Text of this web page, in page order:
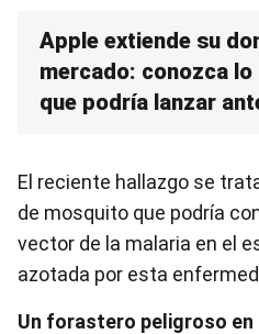
Apple extiende su
mercado: conozca
que podría lanzar
El reciente hallazgo se
de mosquito que podría
vector de la malaria en el
azotada por esta
Un forastero peligroso